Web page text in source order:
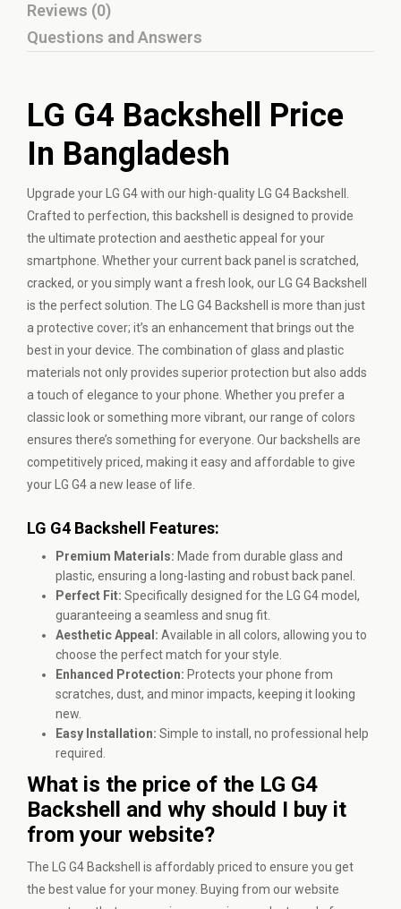
Reviews (0)
Questions and Answers
LG G4 Backshell Price
In Bangladesh
Upgrade your LG G4 with our high-quality LG G4 Backshell.
Crafted to perfection, this backshell is designed to provide
the ultimate protection and aesthetic appeal for your
smartphone. Whether your current back panel is scratched,
cracked, or you simply want a fresh look, our LG G4 Backshell
is the perfect solution. The LG G4 Backshell is more than just
a protective cover; it’s an enhancement that brings out the
best in your device. The combination of glass and plastic
materials not only provides superior protection but also adds
a touch of elegance to your phone. Whether you prefer a
classic look or something more vibrant, our range of colors
ensures there’s something for everyone. Our backshells are
competitively priced, making it easy and affordable to give
your LG G4 a new lease of life.
LG G4 Backshell Features:
Premium Materials: Made from durable glass and
plastic, ensuring a long-lasting and robust back panel.
Perfect Fit: Specifically designed for the LG G4 model,
guaranteeing a seamless and snug fit.
Aesthetic Appeal: Available in all colors, allowing you to
choose the perfect match for your style.
Enhanced Protection: Protects your phone from
scratches, dust, and minor impacts, keeping it looking
new.
Easy Installation: Simple to install, no professional help
required.
What is the price of the LG G4
Backshell and why should I buy it
from your website?
The LG G4 Backshell is affordably priced to ensure you get
the best value for your money. Buying from our website